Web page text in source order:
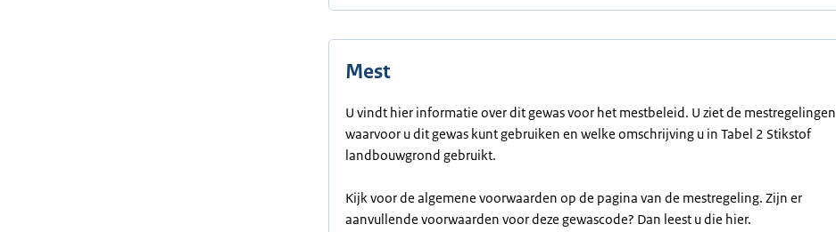
Mest
U vindt hier informatie over dit gewas voor het mestbeleid. U ziet de mestregelingen
waarvoor u dit gewas kunt gebruiken en welke omschrijving u in Tabel 2 Stikstof
landbouwgrond gebruikt.
Kijk voor de algemene voorwaarden op de pagina van de mestregeling. Zijn er
aanvullende voorwaarden voor deze gewascode? Dan leest u die hier.